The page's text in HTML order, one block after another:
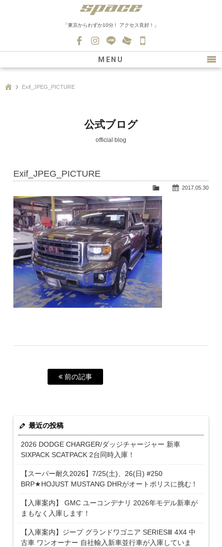
「東京からわずか10分！ アクセス良好！」
0139
MENU
新車情報
在庫車情報
ファクトリー
会社紹介
スタッフ募集
Exif_JPEG_PICTURE
公式ブログ
official blog
Exif_JPEG_PICTURE
2017.05.30
前の記事
最近の投稿
2026 DODGE CHARGER/ダッジチャージャー 新車
SIXPACK SCATPACK 2台同時入庫！
【スーパー耐久2026】7/25(土)、26(日) #250
BRP★HOJUST MUSTANG DHRがオートポリスに挑む！
【入庫案内】 GMC ユーコンデナリ 2026年モデル新車が
まもなく入庫します！
【入庫案内】ジープ グランドワゴニア SERIESⅢ 4X4 中
古車 ワンオーナー 自社輸入新車並行車が入庫していま